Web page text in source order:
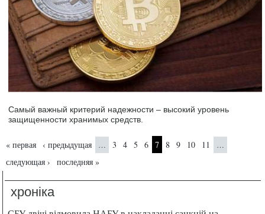
Самый важный критерий надежности – высокий уровень
защищенности хранимых средств.
Страницы
« первая ‹ предыдущая … 3 4 5 6 7 8 9 10 11 …
следующая › последняя »
хроніка